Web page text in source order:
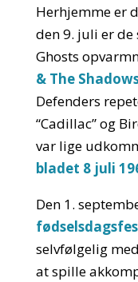
Herhjemme er
den 9. juli er de
Ghosts
& The
Defenders
“Cadillac” og
var lige
bladet 8 juli
Den 1.
selvfølgelig
at spille